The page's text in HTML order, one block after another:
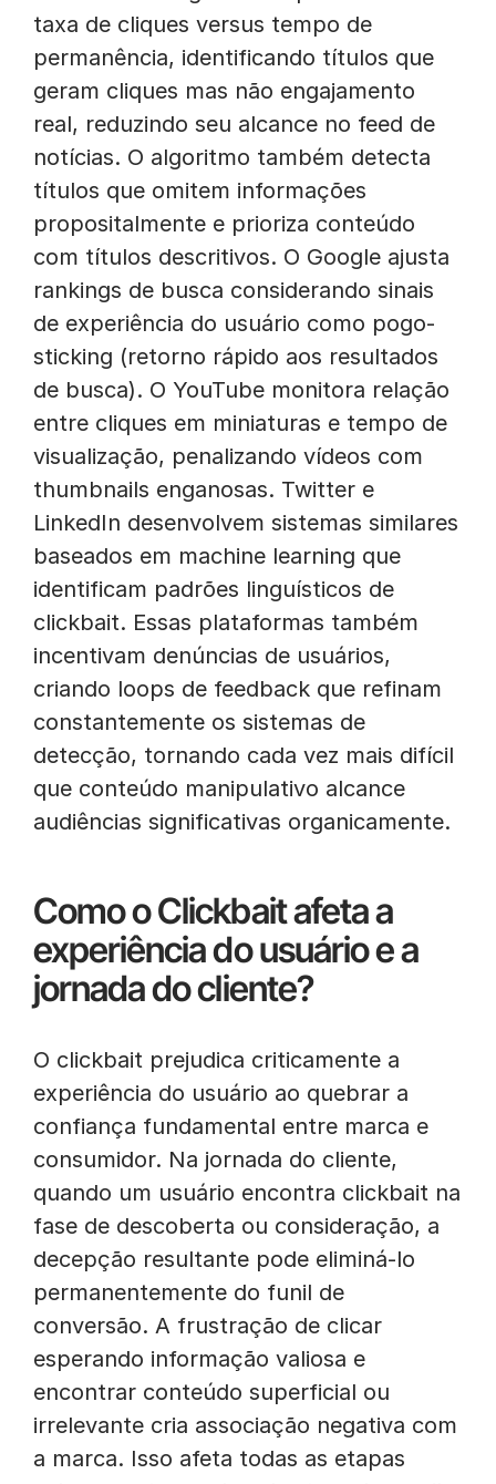
taxa de cliques versus tempo de
permanência, identificando títulos que
geram cliques mas não engajamento
real, reduzindo seu alcance no feed de
notícias. O algoritmo também detecta
títulos que omitem informações
propositalmente e prioriza conteúdo
com títulos descritivos. O Google ajusta
rankings de busca considerando sinais
de experiência do usuário como pogo-
sticking (retorno rápido aos resultados
de busca). O YouTube monitora relação
entre cliques em miniaturas e tempo de
visualização, penalizando vídeos com
thumbnails enganosas. Twitter e
LinkedIn desenvolvem sistemas similares
baseados em machine learning que
identificam padrões linguísticos de
clickbait. Essas plataformas também
incentivam denúncias de usuários,
criando loops de feedback que refinam
constantemente os sistemas de
detecção, tornando cada vez mais difícil
que conteúdo manipulativo alcance
audiências significativas organicamente.
Como o Clickbait afeta a
experiência do usuário e a
jornada do cliente?
O clickbait prejudica criticamente a
experiência do usuário ao quebrar a
confiança fundamental entre marca e
consumidor. Na jornada do cliente,
quando um usuário encontra clickbait na
fase de descoberta ou consideração, a
decepção resultante pode eliminá-lo
permanentemente do funil de
conversão. A frustração de clicar
esperando informação valiosa e
encontrar conteúdo superficial ou
irrelevante cria associação negativa com
a marca. Isso afeta todas as etapas